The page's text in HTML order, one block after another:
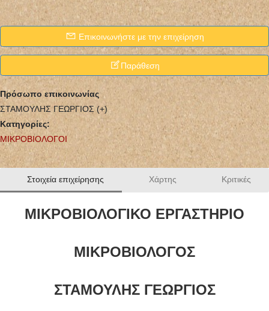
Επικοινωνήστε με την επιχείρηση
Παράθεση
Πρόσωπο επικοινωνίας
ΣΤΑΜΟΥΛΗΣ ΓΕΩΡΓΙΟΣ (+)
Κατηγορίες:
ΜΙΚΡΟΒΙΟΛΟΓΟΙ
Στοιχεία επιχείρησης Χάρτης Κριτικές
ΜΙΚΡΟΒΙΟΛΟΓΙΚΟ ΕΡΓΑΣΤΗΡΙΟ
ΜΙΚΡΟΒΙΟΛΟΓΟΣ
ΣΤΑΜΟΥΛΗΣ ΓΕΩΡΓΙΟΣ